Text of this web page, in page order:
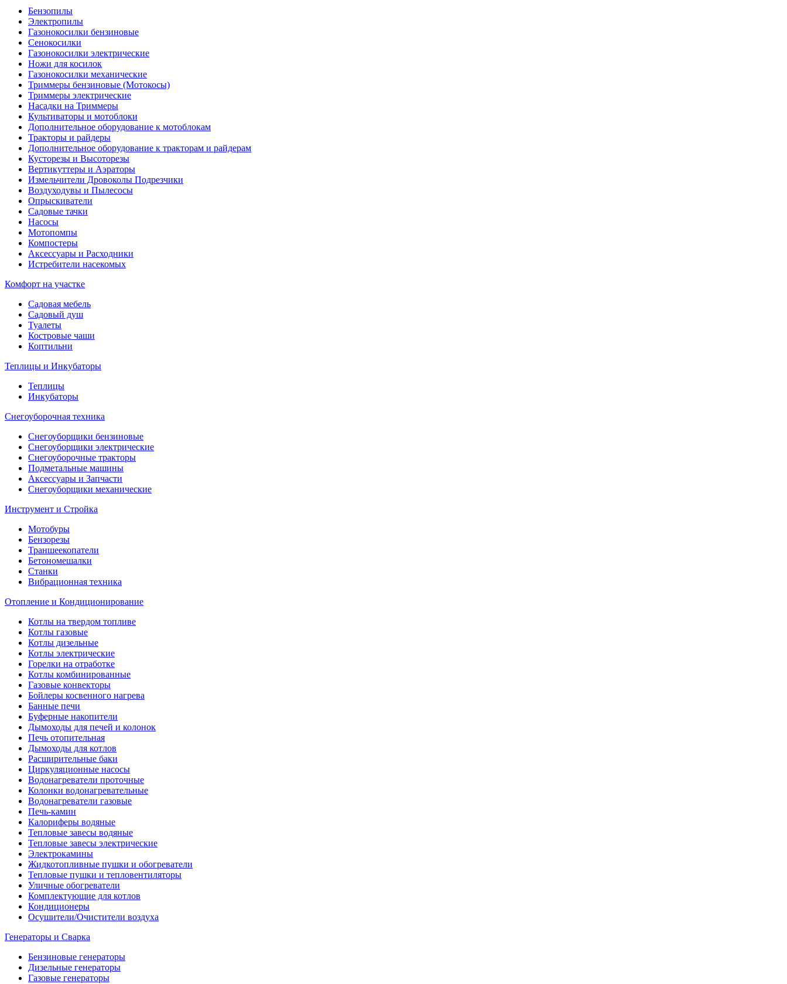
Бензопилы
Электропилы
Газонокосилки бензиновые
Сенокосилки
Газонокосилки электрические
Ножи для косилок
Газонокосилки механические
Триммеры бензиновые (Мотокосы)
Триммеры электрические
Насадки на Триммеры
Культиваторы и мотоблоки
Дополнительное оборудование к мотоблокам
Тракторы и райдеры
Дополнительное оборудование к тракторам и райдерам
Кусторезы и Высоторезы
Вертикуттеры и Аэраторы
Измельчители Дровоколы Подрезчики
Воздуходувы и Пылесосы
Опрыскиватели
Садовые тачки
Насосы
Мотопомпы
Компостеры
Аксессуары и Расходники
Истребители насекомых
Комфорт на участке
Садовая мебель
Садовый душ
Туалеты
Костровые чаши
Коптильни
Теплицы и Инкубаторы
Теплицы
Инкубаторы
Снегоуборочная техника
Снегоуборщики бензиновые
Снегоуборщики электрические
Снегоуборочные тракторы
Подметальные машины
Аксессуары и Запчасти
Снегоуборщики механические
Инструмент и Стройка
Мотобуры
Бензорезы
Траншеекопатели
Бетономешалки
Станки
Вибрационная техника
Отопление и Кондиционирование
Котлы на твердом топливе
Котлы газовые
Котлы дизельные
Котлы электрические
Горелки на отработке
Котлы комбинированные
Газовые конвекторы
Бойлеры косвенного нагрева
Банные печи
Буферные накопители
Дымоходы для печей и колонок
Печь отопительная
Дымоходы для котлов
Расширительные баки
Циркуляционные насосы
Водонагреватели проточные
Колонки водонагревательные
Водонагреватели газовые
Печь-камин
Калориферы водяные
Тепловые завесы водяные
Тепловые завесы электрические
Электрокамины
Жидкотопливные пушки и обогреватели
Тепловые пушки и тепловентиляторы
Уличные обогреватели
Комплектующие для котлов
Кондиционеры
Осушители/Очистители воздуха
Генераторы и Сварка
Бензиновые генераторы
Дизельные генераторы
Газовые генераторы